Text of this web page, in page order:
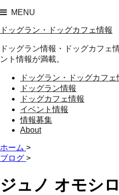
MENU
ドッグラン・ドッグカフェ情報
ドッグラン情報・ドッグカフェ
ント情報が満載。
ドッグラン・ドッグカフェ
ドッグラン情報
ドッグカフェ情報
イベント情報
情報募集
About
ホーム >
ブログ >
ジュノ オモシ